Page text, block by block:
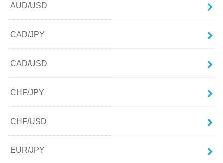
AUD/USD
CAD/JPY
CAD/USD
CHF/JPY
CHF/USD
EUR/JPY